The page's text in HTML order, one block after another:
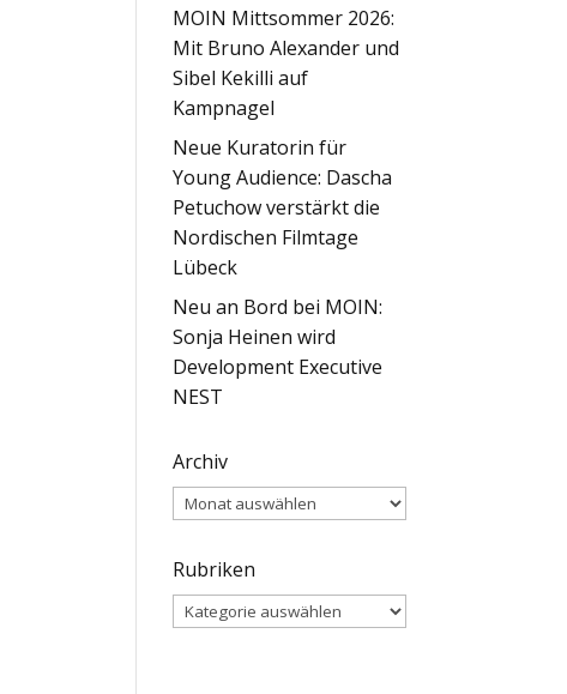
MOIN Mittsommer 2026:
Mit Bruno Alexander und
Sibel Kekilli auf
Kampnagel
Neue Kuratorin für
Young Audience: Dascha
Petuchow verstärkt die
Nordischen Filmtage
Lübeck
Neu an Bord bei MOIN:
Sonja Heinen wird
Development Executive
NEST
Archiv
Archiv
Rubriken
Rubriken